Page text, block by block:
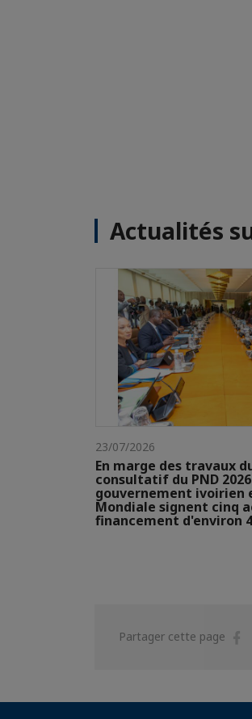
Actualités
23/07/2026
En marge des travaux
consultatif du PND
gouvernement ivoirien
Mondiale signent cinq
financement d'environ
Partager cette page